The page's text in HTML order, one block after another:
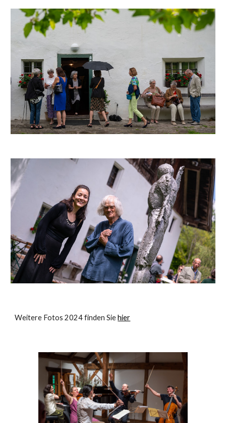
Weitere Fotos 2024 finden Siehier